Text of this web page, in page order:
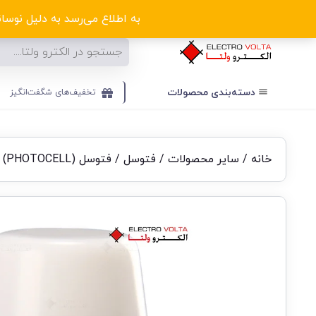
به اطلاع می‌رسد به دلیل
دسته‌بندی‌ محصولات تخفیف‌های شگفت‌انگیز
خانه / سایر محصولات / فتوسل / فتوسل (PHOTOCELL)